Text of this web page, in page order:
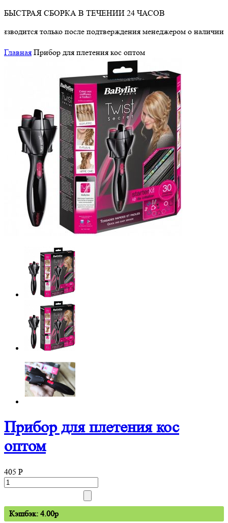
БЫСТРАЯ СБОРКА В ТЕЧЕНИИ 24 ЧАСОВ
только после подтверждения менеджером о наличии
Главная Прибор для плетения кос оптом
Прибор для плетения кос
оптом
405 P
Кэшбэк: 4.00p